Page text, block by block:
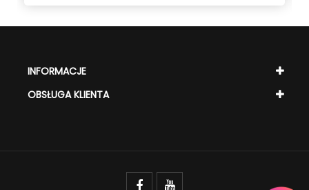
INFORMACJE
OBSŁUGA KLIENTA